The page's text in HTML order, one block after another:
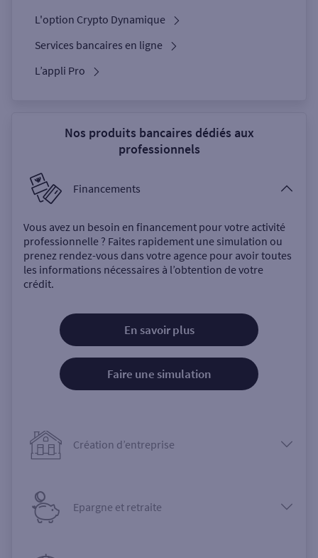
L'option Crypto Dynamique
Services bancaires en ligne
L’appli Pro
Nos produits bancaires dédiés aux
professionnels
Financements
Vous avez un besoin en financement pour votre activité
professionnelle ? Faites rapidement une simulation ou
prenez rendez-vous dans votre agence pour avoir toutes
les informations nécessaires à l’obtention de votre
crédit.
En savoir plus
Faire une simulation
Création d’entreprise
Epargne et retraite